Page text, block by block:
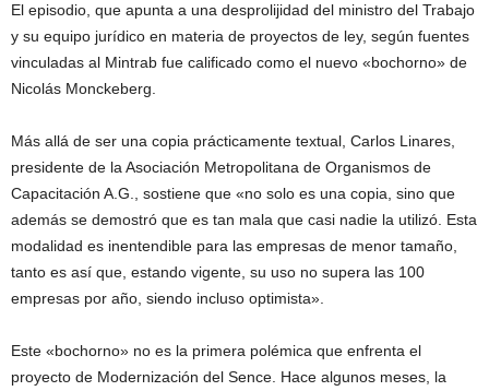
El episodio, que apunta a una desprolijidad del ministro del Trabajo
y su equipo jurídico en materia de proyectos de ley, según fuentes
vinculadas al Mintrab fue calificado como el nuevo «bochorno» de
Nicolás Monckeberg.
Más allá de ser una copia prácticamente textual, Carlos Linares,
presidente de la Asociación Metropolitana de Organismos de
Capacitación A.G., sostiene que «no solo es una copia, sino que
además se demostró que es tan mala que casi nadie la utilizó. Esta
modalidad es inentendible para las empresas de menor tamaño,
tanto es así que, estando vigente, su uso no supera las 100
empresas por año, siendo incluso optimista».
Este «bochorno» no es la primera polémica que enfrenta el
proyecto de Modernización del Sence. Hace algunos meses, la